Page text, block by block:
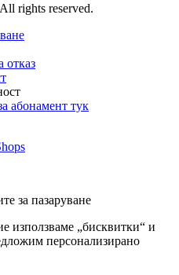
rights reserved.
отказ
абонамент тук
за пазаруване
използваме „бисквитки“ и
персонализирано